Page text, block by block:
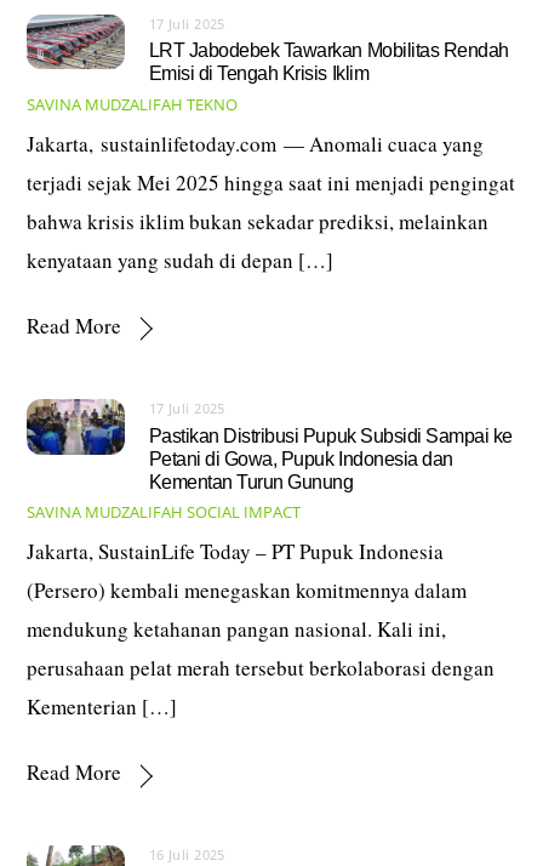
17 Juli 2025
LRT Jabodebek Tawarkan Mobilitas Rendah
Emisi di Tengah Krisis Iklim
SAVINA MUDZALIFAH TEKNO
Jakarta, sustainlifetoday.com — Anomali cuaca yang
terjadi sejak Mei 2025 hingga saat ini menjadi pengingat
bahwa krisis iklim bukan sekadar prediksi, melainkan
kenyataan yang sudah di depan […]
Read More
17 Juli 2025
Pastikan Distribusi Pupuk Subsidi Sampai ke
Petani di Gowa, Pupuk Indonesia dan
Kementan Turun Gunung
SAVINA MUDZALIFAH SOCIAL IMPACT
Jakarta, SustainLife Today – PT Pupuk Indonesia
(Persero) kembali menegaskan komitmennya dalam
mendukung ketahanan pangan nasional. Kali ini,
perusahaan pelat merah tersebut berkolaborasi dengan
Kementerian […]
Read More
16 Juli 2025